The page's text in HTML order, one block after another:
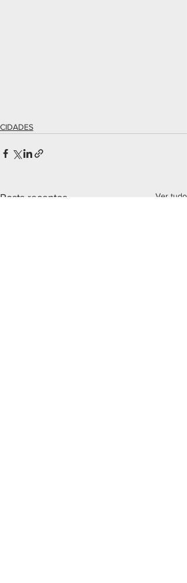
CIDADES
Posts recentes Ver tudo